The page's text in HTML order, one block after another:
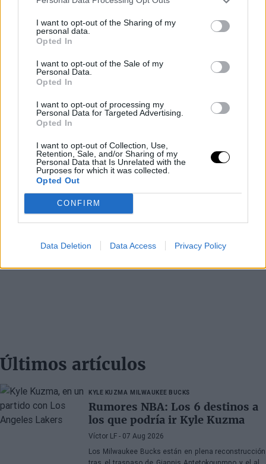
I want to opt-out of the Sharing of my
personal data.
Opted In
I want to opt-out of the Sale of my
Personal Data.
Opted In
I want to opt-out of processing my
Personal Data for Targeted Advertising.
Opted In
I want to opt-out of Collection, Use,
Retention, Sale, and/or Sharing of my
Personal Data that Is Unrelated with the
Purposes for which it was collected.
Opted Out
CONFIRM
Data Deletion Data Access Privacy Policy
Leonard, tal vez en 72-75 millones de dólares.
Últimos artículos
KYLE KUZMA MILWAUKEE BUCKS
Rumores NBA: Los 6 destinos a
los que podría ir Kyle Kuzma
Víctor LF - 07 Aug 2026
Los Milwaukee Bucks están en plena reconstrucción